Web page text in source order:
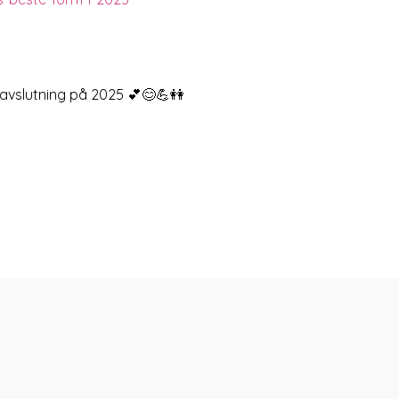
på 2025 💕😊💪👭